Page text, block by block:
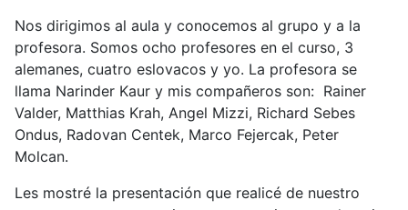
Nos dirigimos al aula y conocemos al grupo y a la
profesora. Somos ocho profesores en el curso, 3
alemanes, cuatro eslovacos y yo. La profesora se
llama Narinder Kaur y mis compañeros son: Rainer
Valder, Matthias Krah, Angel Mizzi, Richard Sebes
Ondus, Radovan Centek, Marco Fejercak, Peter
Molcan.
Les mostré la presentación que realicé de nuestro